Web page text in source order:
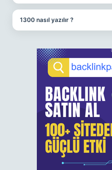
1300 nasıl yazılır ?